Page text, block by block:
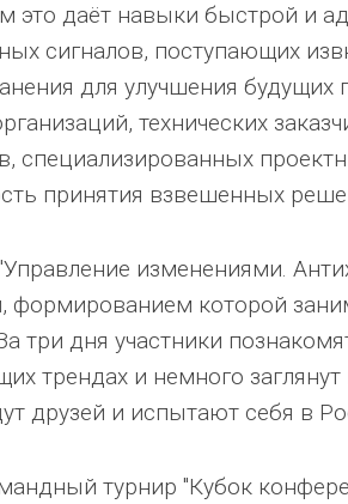
это даёт навыки быстрой и
сигналов, поступающих
для улучшения будущих
технических
специализированных
принятия взвешенных
изменениями.
формированием которой
три дня участники
трендах и немного
друзей и испытают себя в
турнир "Кубок